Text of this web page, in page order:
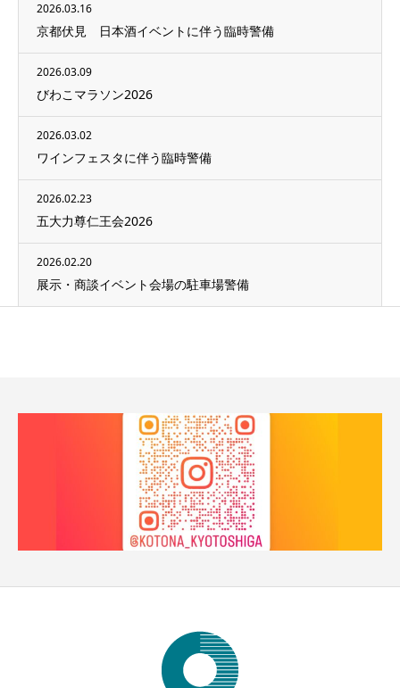
2026.03.16
京都伏見 日本酒イベントに伴う臨時警備
2026.03.09
びわこマラソン2026
2026.03.02
ワインフェスタに伴う臨時警備
2026.02.23
五大力尊仁王会2026
2026.02.20
展示・商談イベント会場の駐車場警備